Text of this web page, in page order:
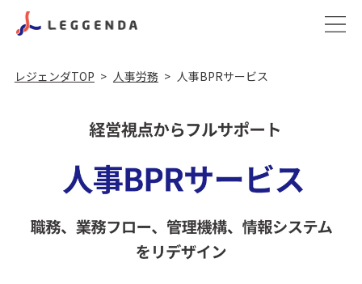
レジェンダTOP 人事労務 人事BPRサービス